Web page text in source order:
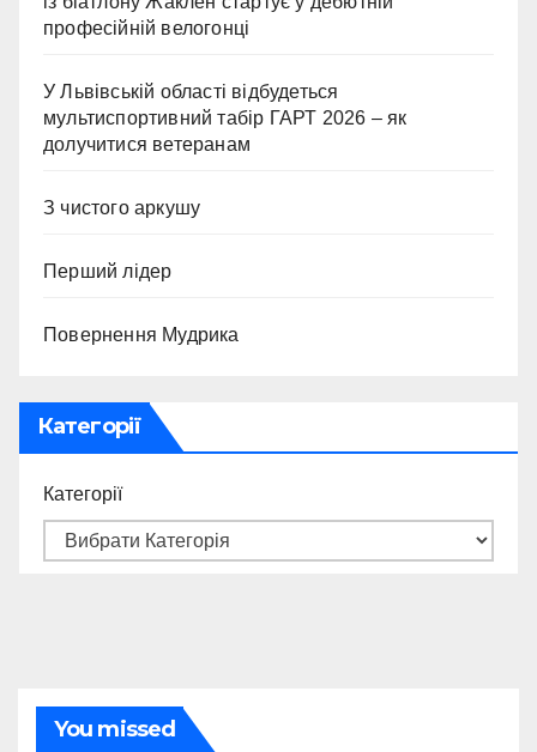
професійній велогонці
У Львівській області відбудеться
мультиспортивний табір ГАРТ 2026 – як
долучитися ветеранам
З чистого аркушу
Перший лідер
Повернення Мудрика
Категорії
Категорії
You missed